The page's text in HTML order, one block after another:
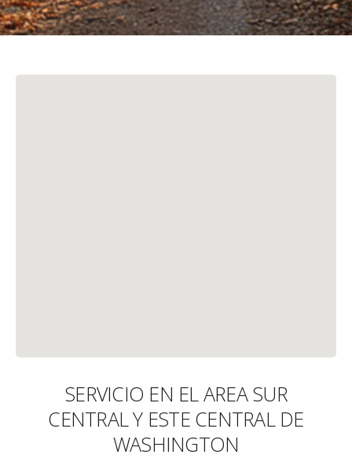
SERVICIO EN EL AREA SUR
CENTRAL Y ESTE CENTRAL DE
WASHINGTON